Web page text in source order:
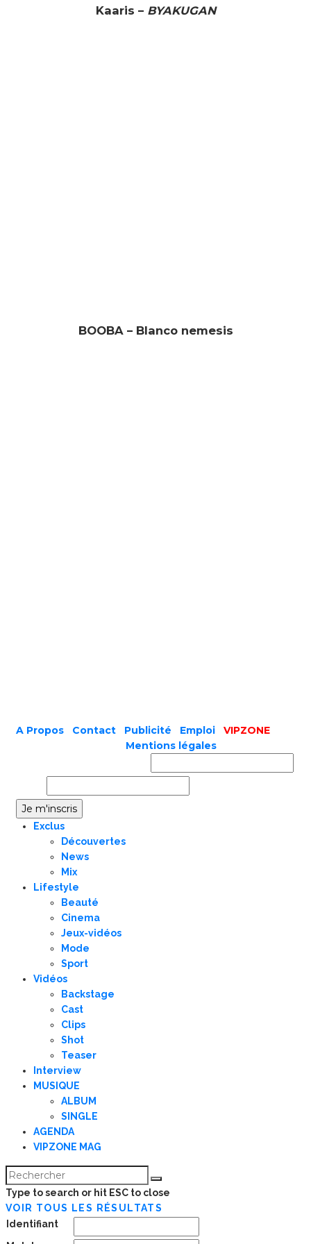
Kaaris – BYAKUGAN
BOOBA – Blanco nemesis
A Propos Contact Publicité Emploi
VIPZONE
Mentions légales
Exclus
Découvertes
News
Mix
Lifestyle
Beauté
Cinema
Jeux-vidéos
Mode
Sport
Vidéos
Backstage
Cast
Clips
Shot
Teaser
Interview
MUSIQUE
ALBUM
SINGLE
AGENDA
VIPZONE MAG
Type to search or hit ESC to close
VOIR TOUS LES RÉSULTATS
Identifiant